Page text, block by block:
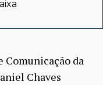
Comunicação da
Chaves